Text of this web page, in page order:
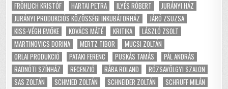
FRÖHLICH KRISTÓF
HARTAI PETRA ILYÉS RÓBERT
JURÁNYI HÁZ
JURÁNYI PRODUKCIÓS KÖZÖSSÉGI INKUBÁTORHÁZ
JÁRÓ ZSUZSA
KISS-VÉGH EMŐKE
KOVÁCS MÁTÉ KRITIKA
LÁSZLÓ ZSOLT
MARTINOVICS DORINA
MERTZ TIBOR
MUCSI ZOLTÁN
ORLAI PRODUKCIÓ
PATAKI FERENC PUSKÁS TAMÁS
PÁL ANDRÁS
RADNÓTI SZÍNHÁZ
RECENZIÓ RÁBA ROLAND
RÓZSAVÖLGYI SZALON
SAS ZOLTÁN
SCHMIED ZOLTÁN SCHNEIDER ZOLTÁN
SCHRUFF MILÁN